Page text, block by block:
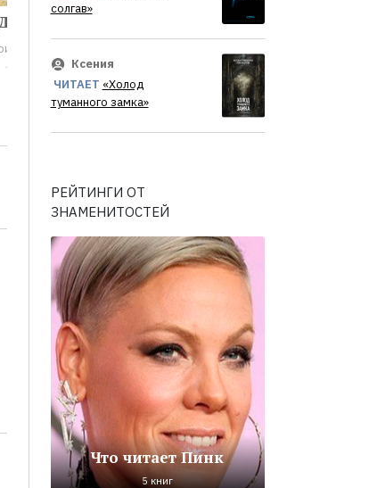
1
Бешеная армия.
Облик...
1
солгав»
Ксения
ЧИТАЕТ «Холод
туманного замка»
РЕЙТИНГИ ОТ
ЗНАМЕНИТОСТЕЙ
Что читает Пинк
5 книг